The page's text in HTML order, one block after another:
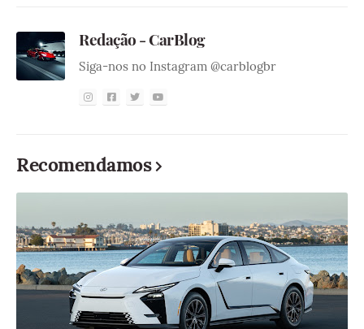
Redação - CarBlog
Siga-nos no Instagram @carblogbr
Recomendamos